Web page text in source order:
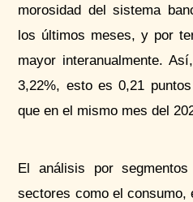
morosidad del sistema
los últimos meses, y por
mayor interanualmente.
3,22%, esto es 0,21
que en el mismo mes del
El análisis por
sectores como el consumo,